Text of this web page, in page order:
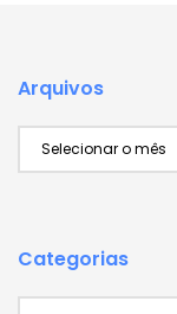
Arquivos
Categorias